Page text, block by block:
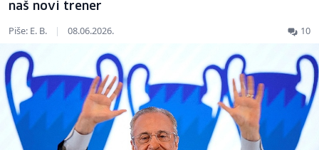
naš novi trener
Piše: E. B. | 08.06.2026. 10